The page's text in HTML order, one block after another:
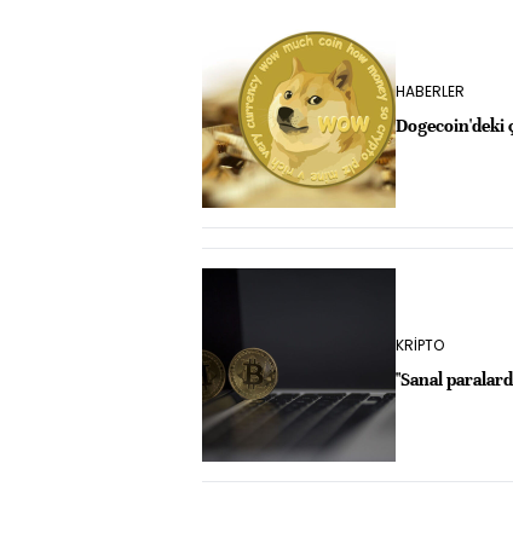
HABERLER
Dogecoin'deki
KRİPTO
"Sanal